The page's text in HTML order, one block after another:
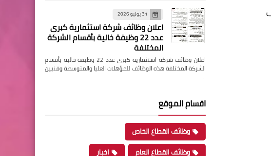
31 يوليو 2026
اعلان وظائف شركة استثمارية كبرى
عدد 22 وظيفة خالية بأقسام الشركة
المختلفة
اعلان وظائف شركة استثمارية كبرى عدد 22 وظيفة خالية بأقسام
الشركة المختلفة هذه الوظائف للمؤهلات العليا والمتوسطة وفنيين
…
اقسام الموقع
وظائف القطاع الخاص
وظائف القطاع العام
اخبار